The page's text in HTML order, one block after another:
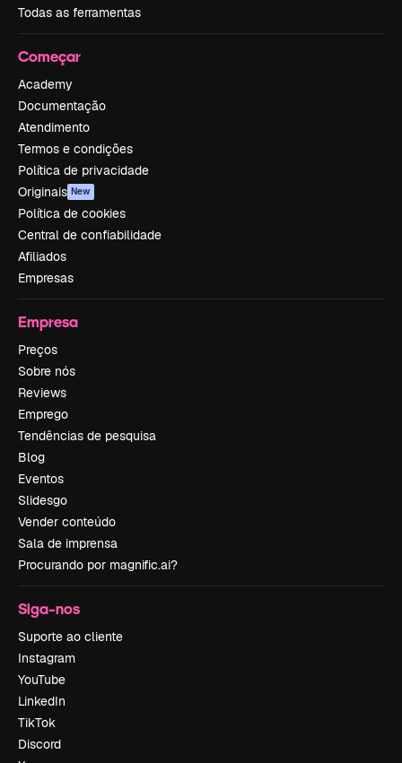
Todas as ferramentas
Começar
Academy
Documentação
Atendimento
Termos e condições
Política de privacidade
Originais New
Política de cookies
Central de confiabilidade
Afiliados
Empresas
Empresa
Preços
Sobre nós
Reviews
Emprego
Tendências de pesquisa
Blog
Eventos
Slidesgo
Vender conteúdo
Sala de imprensa
Procurando por magnific.ai?
Siga-nos
Suporte ao cliente
Instagram
YouTube
LinkedIn
TikTok
Discord